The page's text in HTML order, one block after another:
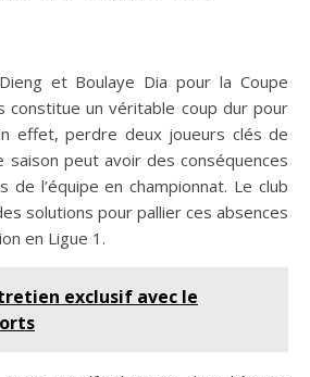
et Boulaye Dia pour la Coupe
constitue un véritable coup dur pour
effet, perdre deux joueurs clés de
saison peut avoir des conséquences
de l’équipe en championnat. Le club
solutions pour pallier ces absences
en Ligue 1.
exclusif avec le